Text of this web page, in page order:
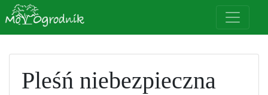
Pleśń niebezpieczna